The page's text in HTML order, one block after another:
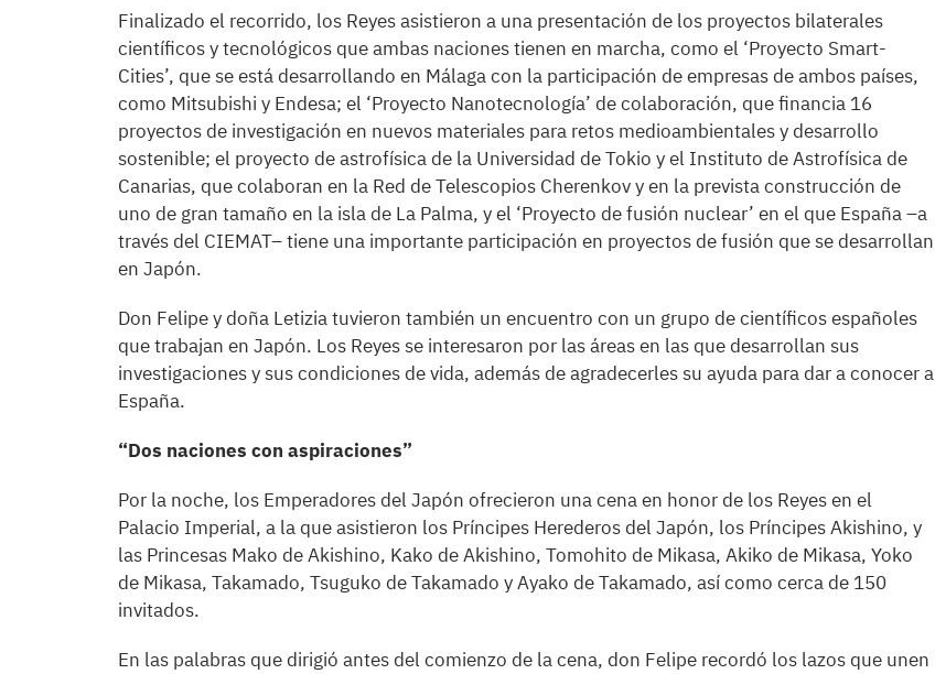
Finalizado el recorrido, los Reyes asistieron a una presentación de los proyectos bilaterales
científicos y tecnológicos que ambas naciones tienen en marcha, como el ‘Proyecto Smart-
Cities’, que se está desarrollando en Málaga con la participación de empresas de ambos países,
como Mitsubishi y Endesa; el ‘Proyecto Nanotecnología’ de colaboración, que financia 16
proyectos de investigación en nuevos materiales para retos medioambientales y desarrollo
sostenible; el proyecto de astrofísica de la Universidad de Tokio y el Instituto de Astrofísica de
Canarias, que colaboran en la Red de Telescopios Cherenkov y en la prevista construcción de
uno de gran tamaño en la isla de La Palma, y el ‘Proyecto de fusión nuclear’ en el que España –a
través del CIEMAT– tiene una importante participación en proyectos de fusión que se desarrollan
en Japón.
Don Felipe y doña Letizia tuvieron también un encuentro con un grupo de científicos españoles
que trabajan en Japón. Los Reyes se interesaron por las áreas en las que desarrollan sus
investigaciones y sus condiciones de vida, además de agradecerles su ayuda para dar a conocer a
España.
“Dos naciones con aspiraciones”
Por la noche, los Emperadores del Japón ofrecieron una cena en honor de los Reyes en el
Palacio Imperial, a la que asistieron los Príncipes Herederos del Japón, los Príncipes Akishino, y
las Princesas Mako de Akishino, Kako de Akishino, Tomohito de Mikasa, Akiko de Mikasa, Yoko
de Mikasa, Takamado, Tsuguko de Takamado y Ayako de Takamado, así como cerca de 150
invitados.
En las palabras que dirigió antes del comienzo de la cena, don Felipe recordó los lazos que unen